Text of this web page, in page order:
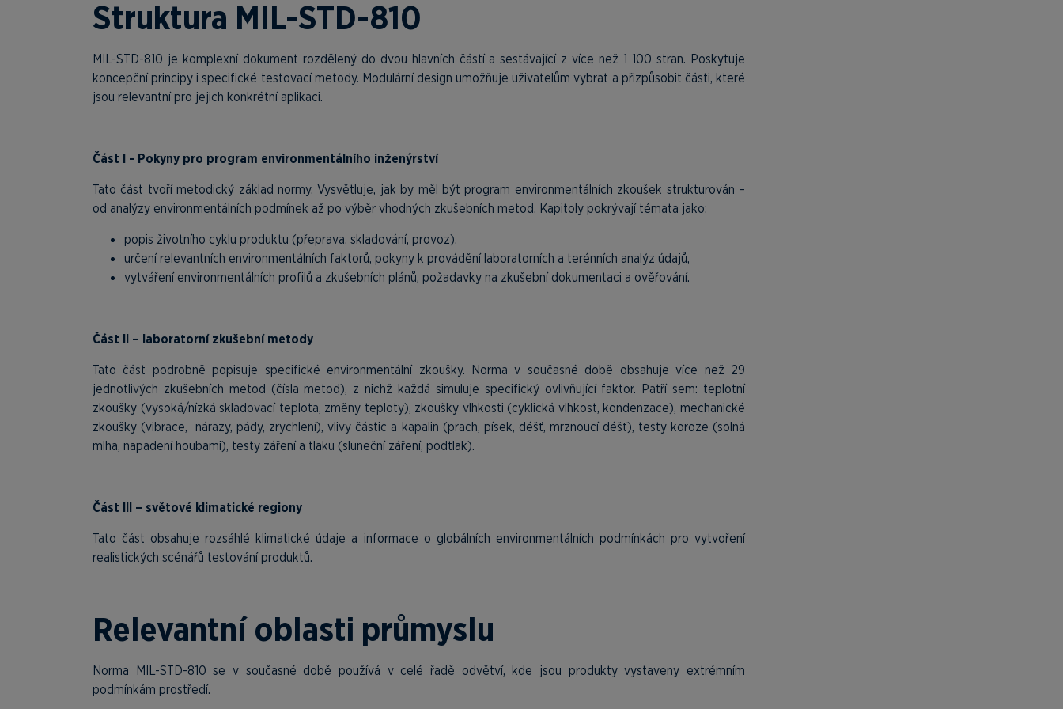
Struktura MIL-STD-810
MIL-STD-810 je komplexní dokument rozdělený do dvou hlavních částí a sestávající z více než 1 100 stran. Poskytuje
koncepční principy i specifické testovací metody. Modulární design umožňuje uživatelům vybrat a přizpůsobit části, které
jsou relevantní pro jejich konkrétní aplikaci.
Část I - Pokyny pro program environmentálního inženýrství
Tato část tvoří metodický základ normy. Vysvětluje, jak by měl být program environmentálních zkoušek strukturován –
od analýzy environmentálních podmínek až po výběr vhodných zkušebních metod. Kapitoly pokrývají témata jako:
popis životního cyklu produktu (přeprava, skladování, provoz),
určení relevantních environmentálních faktorů, pokyny k provádění laboratorních a terénních analýz údajů,
vytváření environmentálních profilů a zkušebních plánů, požadavky na zkušební dokumentaci a ověřování.
Část II – laboratorní zkušební metody
Tato část podrobně popisuje specifické environmentální zkoušky. Norma v současné době obsahuje více než 29
jednotlivých zkušebních metod (čísla metod), z nichž každá simuluje specifický ovlivňující faktor. Patří sem: teplotní
zkoušky (vysoká/nízká skladovací teplota, změny teploty), zkoušky vlhkosti (cyklická vlhkost, kondenzace), mechanické
zkoušky (vibrace, nárazy, pády, zrychlení), vlivy částic a kapalin (prach, písek, déšť, mrznoucí déšť), testy koroze (solná
mlha, napadení houbami), testy záření a tlaku (sluneční záření, podtlak).
Část III – světové klimatické regiony
Tato část obsahuje rozsáhlé klimatické údaje a informace o globálních environmentálních podmínkách pro vytvoření
realistických scénářů testování produktů.
Relevantní oblasti průmyslu
Norma MIL-STD-810 se v současné době používá v celé řadě odvětví, kde jsou produkty vystaveny extrémním
podmínkám prostředí.